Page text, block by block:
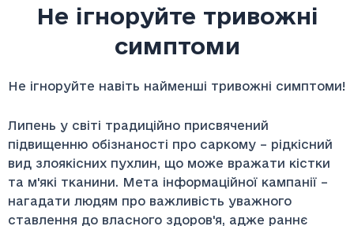
Не ігноруйте тривожні
симптоми
Не ігноруйте навіть найменші тривожні симптоми!
Липень у світі традиційно присвячений
підвищенню обізнаності про саркому – рідкісний
вид злоякісних пухлин, що може вражати кістки
та м'які тканини. Мета інформаційної кампанії –
нагадати людям про важливість уважного
ставлення до власного здоров'я, адже раннє